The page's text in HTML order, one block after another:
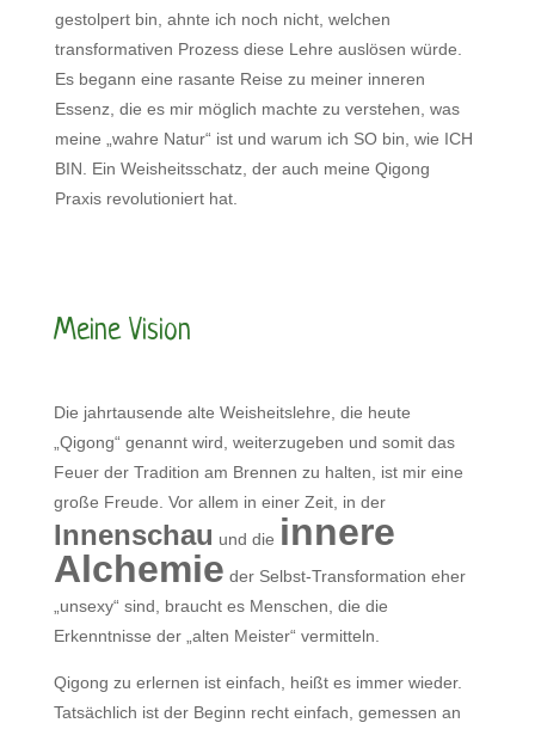
gestolpert bin, ahnte ich noch nicht, welchen
transformativen Prozess diese Lehre auslösen würde.
Es begann eine rasante Reise zu meiner inneren
Essenz, die es mir möglich machte zu verstehen, was
meine „wahre Natur“ ist und warum ich SO bin, wie ICH
BIN. Ein Weisheitsschatz, der auch meine Qigong
Praxis revolutioniert hat.
Meine Vision
Die jahrtausende alte Weisheitslehre, die heute
„Qigong“ genannt wird, weiterzugeben und somit das
Feuer der Tradition am Brennen zu halten, ist mir eine
große Freude. Vor allem in einer Zeit, in der
Innenschau und die innere
Alchemie der Selbst-Transformation eher
„unsexy“ sind, braucht es Menschen, die die
Erkenntnisse der „alten Meister“ vermitteln.
Qigong zu erlernen ist einfach, heißt es immer wieder.
Tatsächlich ist der Beginn recht einfach, gemessen an